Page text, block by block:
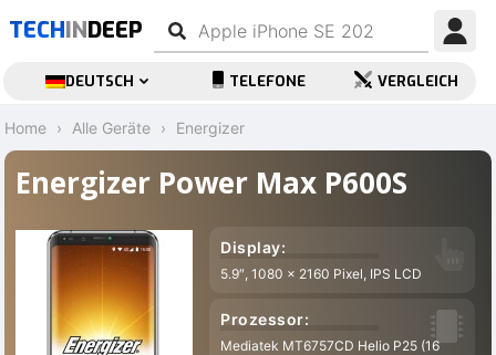
TECHINDEEP
DEUTSCH TELEFONE VERGLEICH
Home Alle Geräte Energizer
Energizer Power Max P600S
Display:
5.9″, 1080 x 2160 Pixel, IPS LCD
Prozessor:
Mediatek MT6757CD Helio P25 (16